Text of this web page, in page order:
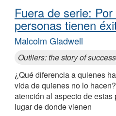
Fuera de serie:
personas tienen
Malcolm Gladwell
Outliers: the story of
¿Qué diferencia a quienes
vida de quienes no lo
atención al aspecto de estas
lugar de donde vienen